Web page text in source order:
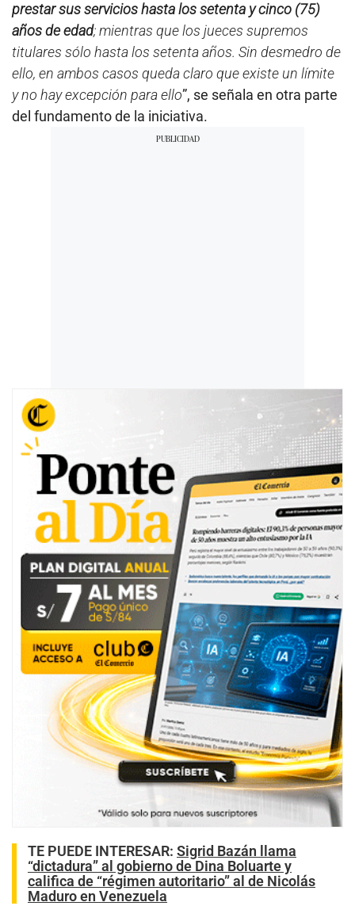
prestar sus servicios hasta los setenta y cinco (75)
años de edad; mientras que los jueces supremos
titulares sólo hasta los setenta años. Sin desmedro de
ello, en ambos casos queda claro que existe un límite
y no hay excepción para ello”, se señala en otra parte
del fundamento de la iniciativa.
TE PUEDE INTERESAR: Sigrid Bazán llama
“dictadura” al gobierno de Dina Boluarte y
califica de “régimen autoritario” al de Nicolás
Maduro en Venezuela